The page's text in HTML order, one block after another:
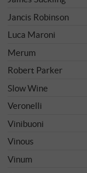
Jancis Robinson
Luca Maroni
Merum
Robert Parker
Slow Wine
Veronelli
Vinibuoni
Vinous
Vinum